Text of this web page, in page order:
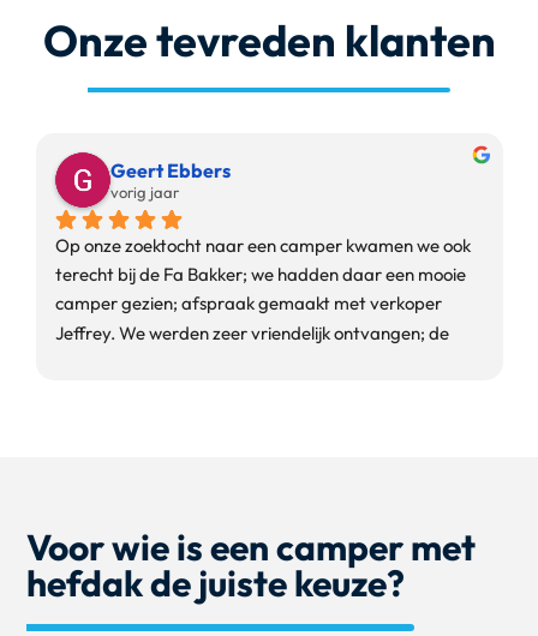
Onze tevreden klanten
Geert Ebbers
vorig jaar
Op onze zoektocht naar een camper kwamen we ook
terecht bij de Fa Bakker; we hadden daar een mooie
camper gezien; afspraak gemaakt met verkoper
Jeffrey. We werden zeer vriendelijk ontvangen; de
gekocht. Neemt niet weg dat we met een heel goed
gevoel terugkijken op de klantvriendelijkheid van de
Fa Bakker Campers en met name Jeffrey.Geert
Ebbers
Voor wie is een camper met
hefdak de juiste keuze?